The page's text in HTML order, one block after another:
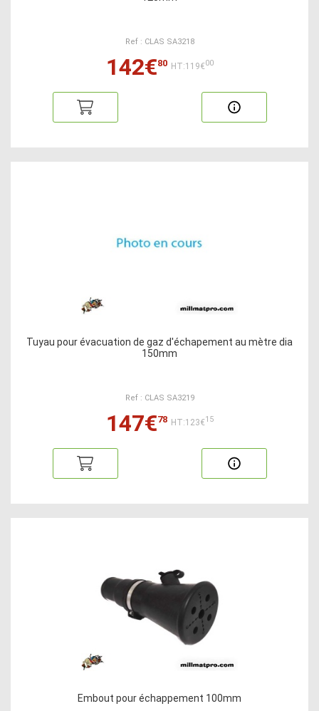
Ref : CLAS SA3218
142€80 HT:119€00
Tuyau pour évacuation de gaz d'échapement au mètre dia
150mm
Ref : CLAS SA3219
147€78 HT:123€15
Embout pour échappement 100mm